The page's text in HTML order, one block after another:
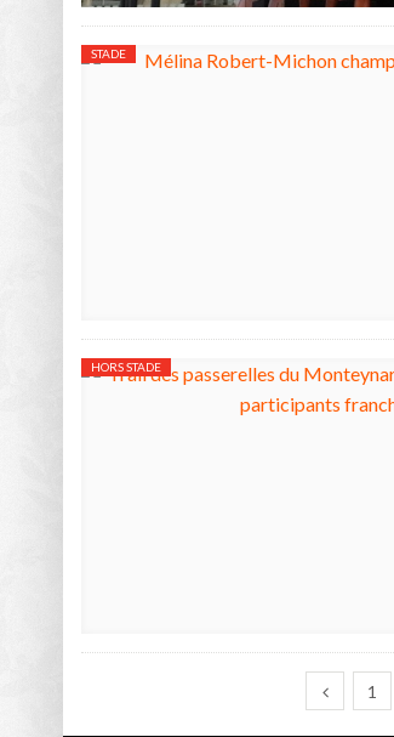
STADE
HORS STADE
1